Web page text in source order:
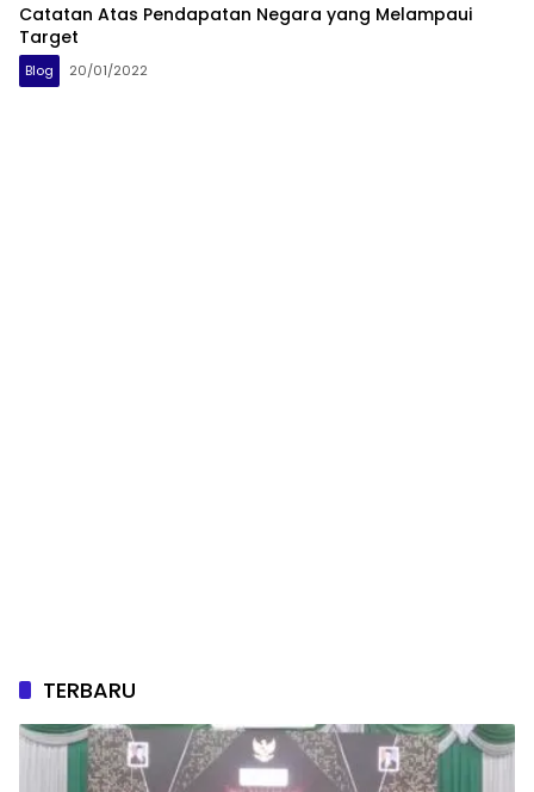
Catatan Atas Pendapatan Negara yang Melampaui
Target
Blog 20/01/2022
TERBARU